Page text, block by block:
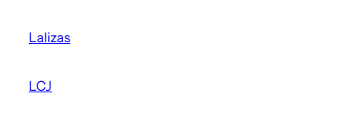
Lalizas
LCJ